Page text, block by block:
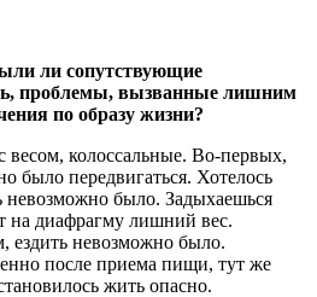
ли сопутствующие
проблемы, вызванные лишним
по образу жизни?
весом, колоссальные. Во-первых,
было передвигаться. Хотелось
невозможно было. Задыхаешься
на диафрагму лишний вес.
ездить невозможно было.
после приема пищи, тут же
жить опасно.